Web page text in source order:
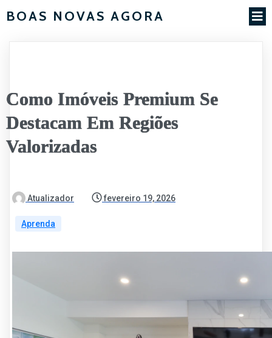
BOAS NOVAS AGORA
Como Imóveis Premium Se
Destacam Em Regiões
Valorizadas
Atualizador fevereiro 19, 2026
Aprenda